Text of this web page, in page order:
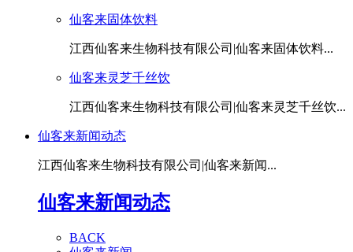
仙客来固体饮料
江西仙客来生物科技有限公司|仙客来固体饮料...
仙客来灵芝千丝饮
江西仙客来生物科技有限公司|仙客来灵芝千丝饮...
仙客来新闻动态
江西仙客来生物科技有限公司|仙客来新闻...
仙客来新闻动态
BACK